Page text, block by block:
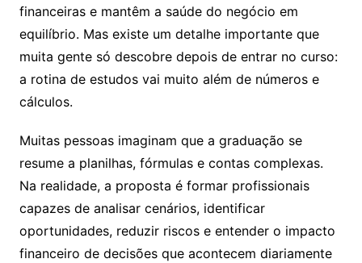
financeiras e mantêm a saúde do negócio em
equilíbrio. Mas existe um detalhe importante que
muita gente só descobre depois de entrar no curso:
a rotina de estudos vai muito além de números e
cálculos.
Muitas pessoas imaginam que a graduação se
resume a planilhas, fórmulas e contas complexas.
Na realidade, a proposta é formar profissionais
capazes de analisar cenários, identificar
oportunidades, reduzir riscos e entender o impacto
financeiro de decisões que acontecem diariamente